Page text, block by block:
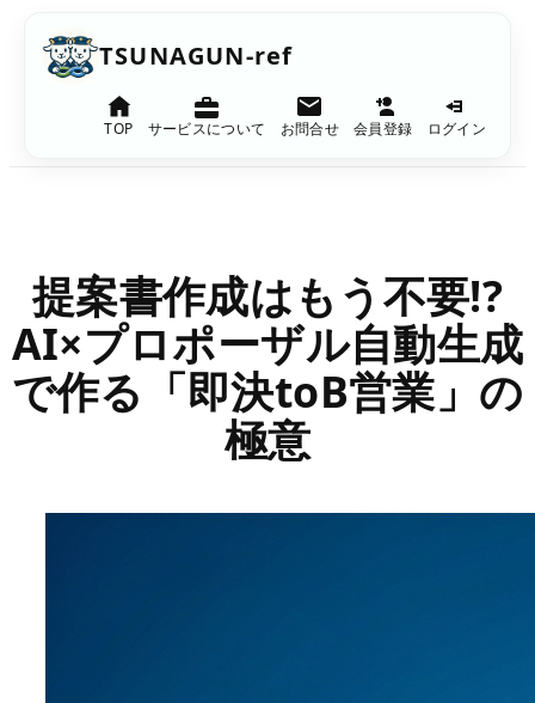
TSUNAGUN-ref
TOP サービスについて お問合せ 会員登録 ログイン
提案書作成はもう不要!?
AI×プロポーザル自動生成
で作る「即決toB営業」の
極意